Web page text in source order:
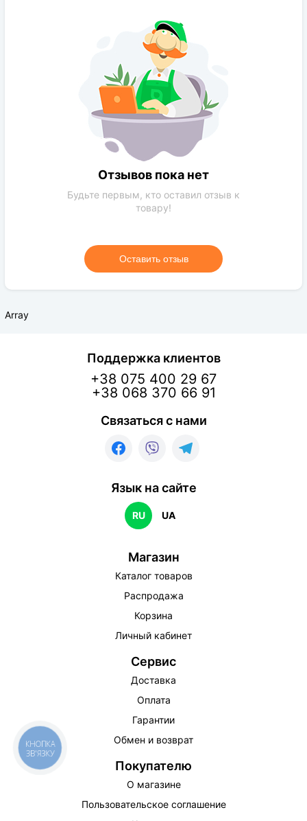
Отзывов пока нет
Будьте первым, кто оставил отзыв к
товару!
Оставить отзыв
Array
Поддержка клиентов
+38 075 400 29 67
+38 068 370 66 91
Связаться с нами
Язык на сайте
RU UA
Магазин
Каталог товаров
Распродажа
Корзина
Личный кабинет
Сервис
Доставка
Оплата
Гарантии
Обмен и возврат
Покупателю
О магазине
Пользовательское соглашение
КНОПКА
ЗВ'ЯЗКУ